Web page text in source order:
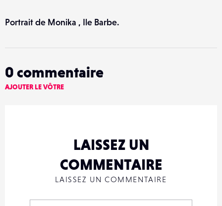
Portrait de Monika , Ile Barbe.
0 commentaire
AJOUTER LE VÔTRE
LAISSEZ UN
COMMENTAIRE
LAISSEZ UN COMMENTAIRE